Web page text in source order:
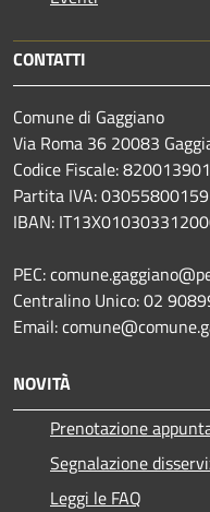
CONTATTI
Comune di Gaggiano
Via Roma 36 20083
Codice Fiscale:
Partita IVA: 03055800159
IBAN:
PEC:
Centralino Unico: 02
Email:
NOVITÀ
Prenotazione
Segnalazione
Leggi le FAQ